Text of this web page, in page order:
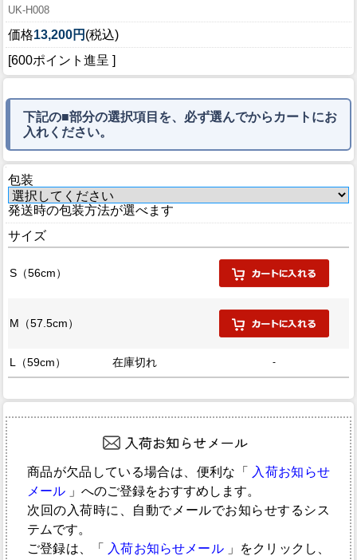
UK-H008
価格13,200円 (税込)
[600ポイント進呈 ]
下記の■部分の選択項目を、必ず選んでからカートにお
入れください。
包装
発送時の包装方法が選べます
サイズ
S（56cm）
M（57.5cm）
L（59cm） 在庫切れ -
商品が欠品している場合は、便利な「
入荷お知らせ
メール 」へのご登録をおすすめします。
次回の入荷時に、自動でメールでお知らせするシス
テムです。
ご登録は、「
入荷お知らせメール 」をクリックし、